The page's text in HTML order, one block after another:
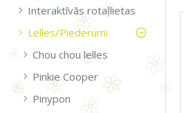
Interaktīvās rotaļlietas
Lelles/Piederumi
Chou chou lelles
Pinkie Cooper
Pinypon